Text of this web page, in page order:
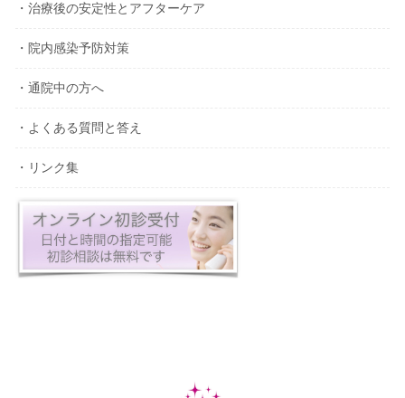
・治療後の安定性とアフターケア
・院内感染予防対策
・通院中の方へ
・よくある質問と答え
・リンク集